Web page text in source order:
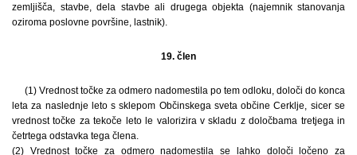
zemljišča, stavbe, dela stavbe ali drugega objekta (najemnik stanovanja
oziroma poslovne površine, lastnik).
19. člen
(1) Vrednost točke za odmero nadomestila po tem odloku, določi do konca
leta za naslednje leto s sklepom Občinskega sveta občine Cerklje, sicer se
vrednost točke za tekoče leto le valorizira v skladu z določbama tretjega in
četrtega odstavka tega člena.
(2) Vrednost točke za odmero nadomestila se lahko določi ločeno za